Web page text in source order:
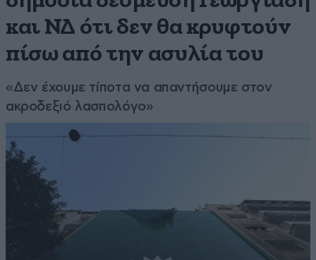
και ΝΔ ότι δεν θα κρυφτούν
πίσω από την ασυλία του
«Δεν έχουμε τίποτα να απαντήσουμε στον
ακροδεξιό λασπολόγο»